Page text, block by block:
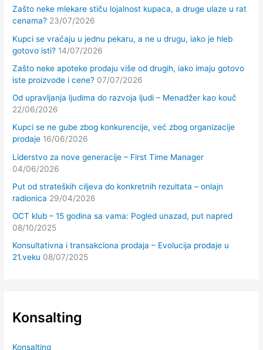
Zašto neke mlekare stiču lojalnost kupaca, a druge ulaze u rat
cenama? 23/07/2026
Kupci se vraćaju u jednu pekaru, a ne u drugu, iako je hleb
gotovo isti? 14/07/2026
Zašto neke apoteke prodaju više od drugih, iako imaju gotovo
iste proizvode i cene? 07/07/2026
Od upravljanja ljudima do razvoja ljudi – Menadžer kao kouč
22/06/2026
Kupci se ne gube zbog konkurencije, već zbog organizacije
prodaje 16/06/2026
Liderstvo za nove generacije – First Time Manager
04/06/2026
Put od strateških ciljeva do konkretnih rezultata – onlajn
radionica 29/04/2026
OCT klub – 15 godina sa vama: Pogled unazad, put napred
08/10/2025
Konsultativna i transakciona prodaja – Evolucija prodaje u
21.veku 08/07/2025
Konsalting
Konsalting